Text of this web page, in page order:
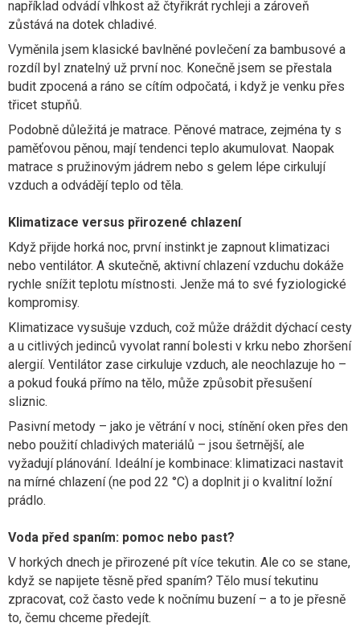
například odvádí vlhkost až čtyřikrát rychleji a zároveň
zůstává na dotek chladivé.
Vyměnila jsem klasické bavlněné povlečení za bambusové a
rozdíl byl znatelný už první noc. Konečně jsem se přestala
budit zpocená a ráno se cítím odpočatá, i když je venku přes
třicet stupňů.
Podobně důležitá je matrace. Pěnové matrace, zejména ty s
paměťovou pěnou, mají tendenci teplo akumulovat. Naopak
matrace s pružinovým jádrem nebo s gelem lépe cirkulují
vzduch a odvádějí teplo od těla.
Klimatizace versus přirozené chlazení
Když přijde horká noc, první instinkt je zapnout klimatizaci
nebo ventilátor. A skutečně, aktivní chlazení vzduchu dokáže
rychle snížit teplotu místnosti. Jenže má to své fyziologické
kompromisy.
Klimatizace vysušuje vzduch, což může dráždit dýchací cesty
a u citlivých jedinců vyvolat ranní bolesti v krku nebo zhoršení
alergií. Ventilátor zase cirkuluje vzduch, ale neochlazuje ho –
a pokud fouká přímo na tělo, může způsobit přesušení
sliznic.
Pasivní metody – jako je větrání v noci, stínění oken přes den
nebo použití chladivých materiálů – jsou šetrnější, ale
vyžadují plánování. Ideální je kombinace: klimatizaci nastavit
na mírné chlazení (ne pod 22 °C) a doplnit ji o kvalitní ložní
prádlo.
Voda před spaním: pomoc nebo past?
V horkých dnech je přirozené pít více tekutin. Ale co se stane,
když se napijete těsně před spaním? Tělo musí tekutinu
zpracovat, což často vede k nočnímu buzení – a to je přesně
to, čemu chceme předejít.